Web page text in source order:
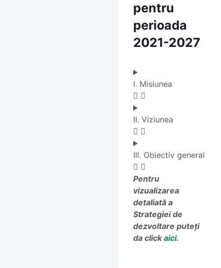
pentru
perioada
2021-2027
I. Misiunea
II. Viziunea
III. Obiectiv general
Pentru
vizualizarea
detaliată a
Strategiei de
dezvoltare puteți
da clickaici.